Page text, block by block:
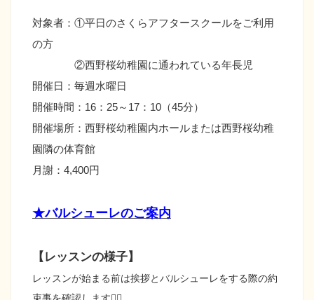
対象者：①平日のさくらアフタースクールをご利用
の方
②西野桜幼稚園に通われている年長児
開催日：毎週水曜日
開催時間：16：25～17：10（45分）
開催場所：西野桜幼稚園内ホールまたは西野桜幼稚
園隣の体育館
月謝：4,400円
★バルシューレのご案内
【レッスンの様子】
レッスンが始まる前は挨拶とバルシューレをする際の約